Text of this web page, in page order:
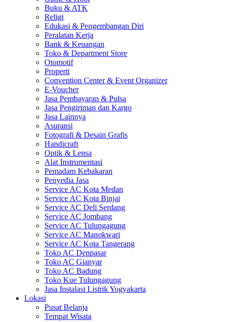
Buku & ATK
Religi
Edukasi & Pengembangan Diri
Peralatan Kerja
Bank & Keuangan
Toko & Department Store
Otomotif
Properti
Convention Center & Event Organizer
E-Voucher
Jasa Pembayaran & Pulsa
Jasa Pengiriman dan Kargo
Jasa Lainnya
Asuransi
Fotografi & Desain Grafis
Handicraft
Optik & Lensa
Alat Instrumentasi
Pemadam Kebakaran
Penyedia Jasa
Service AC Kota Medan
Service AC Kota Binjai
Service AC Deli Serdang
Service AC Jombang
Service AC Tulungagung
Service AC Manokwari
Service AC Kota Tangerang
Toko AC Denpasar
Toko AC Gianyar
Toko AC Badung
Toko Kue Tulungagung
Jasa Instalasi Listrik Yogyakarta
Lokasi
Pusat Belanja
Tempat Wisata